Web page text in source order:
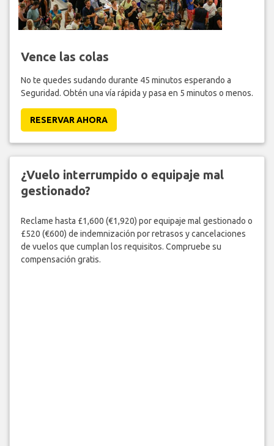
Vence las colas
No te quedes sudando durante 45 minutos esperando a
Seguridad. Obtén una vía rápida y pasa en 5 minutos o menos.
RESERVAR AHORA
¿Vuelo interrumpido o equipaje mal
gestionado?
Reclame hasta £1,600 (€1,920) por equipaje mal gestionado o
£520 (€600) de indemnización por retrasos y cancelaciones
de vuelos que cumplan los requisitos. Compruebe su
compensación gratis.